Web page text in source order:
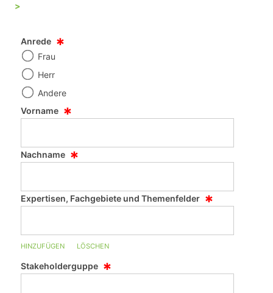
>
Anrede *
Frau
Herr
Andere
Vorname*
Nachname*
Expertisen, Fachgebiete und Themenfelder*
HINZUFÜGEN LÖSCHEN
Stakeholderguppe*